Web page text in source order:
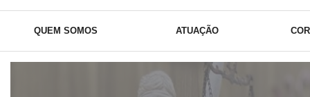
QUEM SOMOS ATUAÇÃO